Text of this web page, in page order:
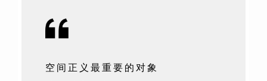
空间正义最重要的对象